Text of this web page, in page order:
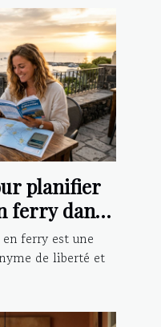
planifier
ferry dans
ferry est une
de liberté et